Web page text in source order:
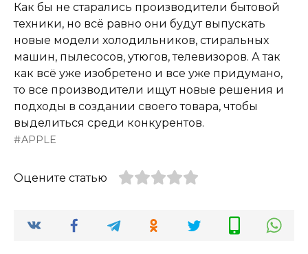
Как бы не старались производители бытовой
техники, но всё равно они будут выпускать
новые модели холодильников, стиральных
машин, пылесосов, утюгов, телевизоров. А так
как всё уже изобретено и все уже придумано,
то все производители ищут новые решения и
подходы в создании своего товара, чтобы
выделиться среди конкурентов.
APPLE
Оцените статью